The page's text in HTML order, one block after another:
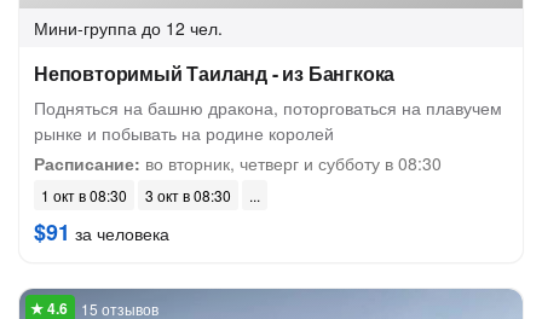
Мини-группа до 12 чел.
Неповторимый Таиланд - из Бангкока
Подняться на башню дракона, поторговаться на плавучем
рынке и побывать на родине королей
Расписание: во вторник, четверг и субботу в 08:30
1 окт в 08:30 3 окт в 08:30
$91 за человека
15 отзывов